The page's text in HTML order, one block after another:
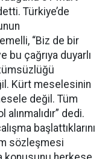
Türkiye’de
“Biz de bir
bu çağrıya duyarlı
Kürt meselesinin
değil. Tüm
dedi.
başlattıklarını
sözleşmesi